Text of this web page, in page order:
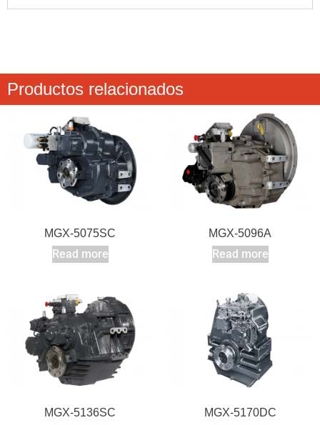
Productos relacionados
MGX-5075SC
Read more
MGX-5096A
Read more
MGX-5136SC MGX-5170DC